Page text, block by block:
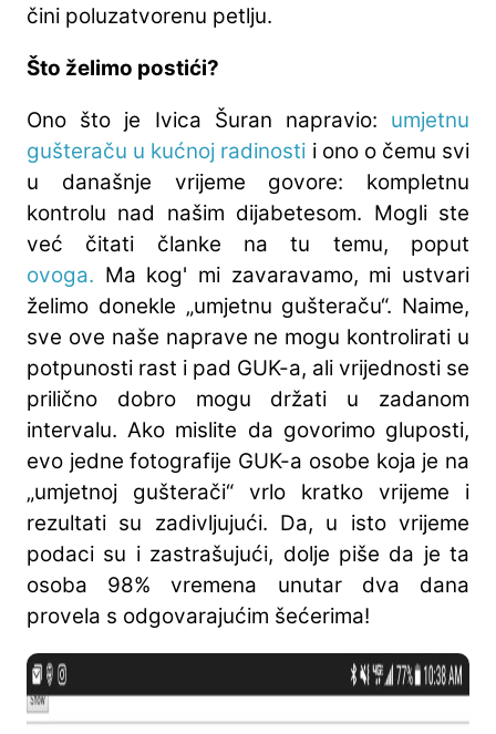
čini poluzatvorenu petlju.
Što želimo postići?
Ono što je Ivica Šuran napravio: umjetnu
gušteraču u kućnoj radinosti i ono o čemu svi
u današnje vrijeme govore: kompletnu
kontrolu nad našim dijabetesom. Mogli ste
već čitati članke na tu temu, poput
ovoga. Ma kog' mi zavaravamo, mi ustvari
želimo donekle „umjetnu gušteraču“. Naime,
sve ove naše naprave ne mogu kontrolirati u
potpunosti rast i pad GUK-a, ali vrijednosti se
prilično dobro mogu držati u zadanom
intervalu. Ako mislite da govorimo gluposti,
evo jedne fotografije GUK-a osobe koja je na
„umjetnoj gušterači“ vrlo kratko vrijeme i
rezultati su zadivljujući. Da, u isto vrijeme
podaci su i zastrašujući, dolje piše da je ta
osoba 98% vremena unutar dva dana
provela s odgovarajućim šećerima!